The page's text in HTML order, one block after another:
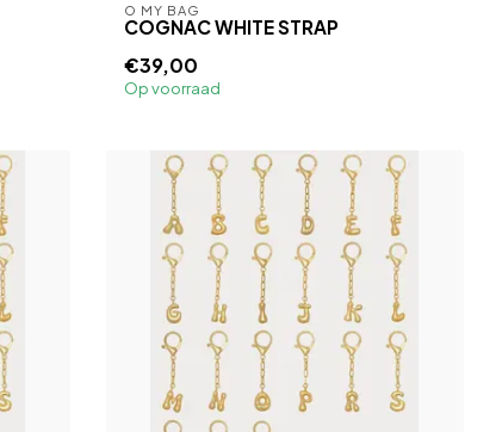
O MY BAG
COGNAC WHITE STRAP
€39,00
Op voorraad